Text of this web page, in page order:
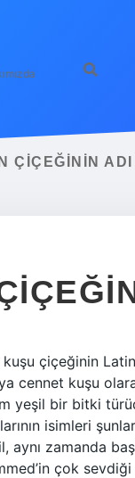
ÇIÇEĞININ
çiçeğinin
cennet kuşu
yeşil bir bitki
isimleri
aynı zamanda
çok